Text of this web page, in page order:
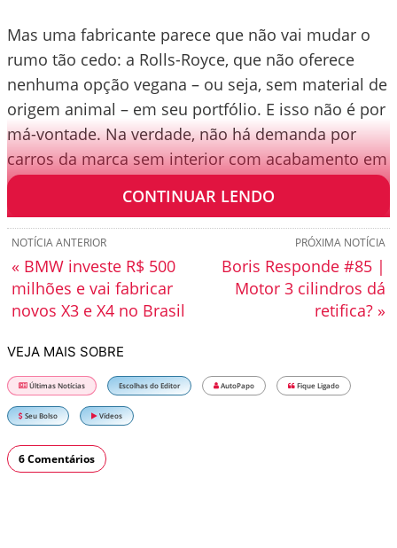
Mas uma fabricante parece que não vai mudar o
rumo tão cedo: a Rolls-Royce, que não oferece
nenhuma opção vegana – ou seja, sem material de
origem animal – em seu portfólio. E isso não é por
má-vontade. Na verdade, não há demanda por
carros da marca sem interior com acabamento em
couro.
CONTINUAR LENDO
PRÓXIMA NOTÍCIA
Boris Responde #85 |
Motor 3 cilindros dá
retifica? »
NOTÍCIA ANTERIOR
« BMW investe R$ 500
milhões e vai fabricar
novos X3 e X4 no Brasil
VEJA MAIS SOBRE
Últimas Notícias Escolhas do Editor AutoPapo Fique Ligado
Seu Bolso Vídeos
6 Comentários